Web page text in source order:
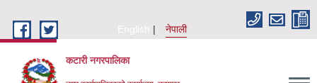
English
नेपाली
कटारी नगरपालिका